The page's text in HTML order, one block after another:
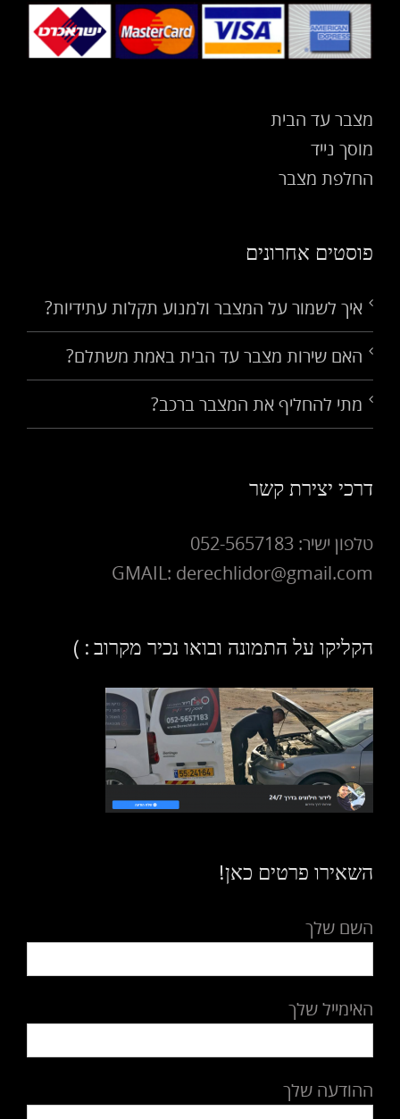
מצבר עד הבית
מוסך נייד
החלפת מצבר
פוסטים אחרונים
איך לשמור על המצבר ולמנוע תקלות עתידיות?
האם שירות מצבר עד הבית באמת משתלם?
מתי להחליף את המצבר ברכב?
דרכי יצירת קשר
טלפון ישיר: 052-5657183
GMAIL: derechlidor@gmail.com
הקליקו על התמונה ובואו נכיר מקרוב : )
השאירו פרטים כאן!
השם שלך
האימייל שלך
ההודעה שלך